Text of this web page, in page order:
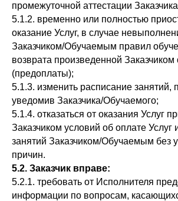
промежуточной аттестации
5.1.2. временно или полностью
оказание Услуг, в случае
Заказчиком/Обучаемым правил
возврата произведенной Заказчиком
(предоплаты);
5.1.3. изменить расписание занятий,
уведомив Заказчика/Обучаемого;
5.1.4. отказаться от оказания Услуг
Заказчиком условий об оплате Услуг
занятий Заказчиком/Обучаемым без
причин.
5.2. Заказчик вправе:
5.2.1. требовать от Исполнителя
информации по вопросам,